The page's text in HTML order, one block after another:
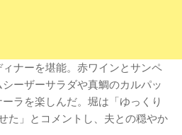
ナーを堪能。赤ワインとサンペ
ーザーサラダや真鯛のカルパッ
ラを楽しんだ。堀は「ゆっくり
た」とコメントし、夫との穏やか